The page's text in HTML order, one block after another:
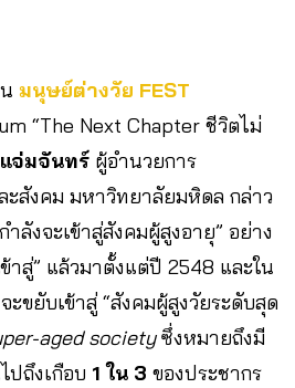
มนุษย์ต่างวัย FEST
“The Next Chapter ชีวิตไม่
จ่มจันทร์ ผู้อำนวยการ
ะสังคม มหาวิทยาลัยมหิดล กล่าว
ำลังจะเข้าสู่สังคมผู้สูงอายุ” อย่าง
าสู่” แล้วมาตั้งแต่ปี 2548 และใน
ขยับเข้าสู่ “สังคมผู้สูงวัยระดับสุด
aged societyซึ่งหมายถึงมี
ปถึงเกือบ 1 ใน 3 ของประชากร